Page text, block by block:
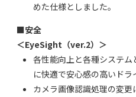
めた仕様としました。
■安全
＜EyeSight（ver.2）＞
各性能向上と各種システ
に快適で安心感の高いドラ
カメラ画像認識処理の変